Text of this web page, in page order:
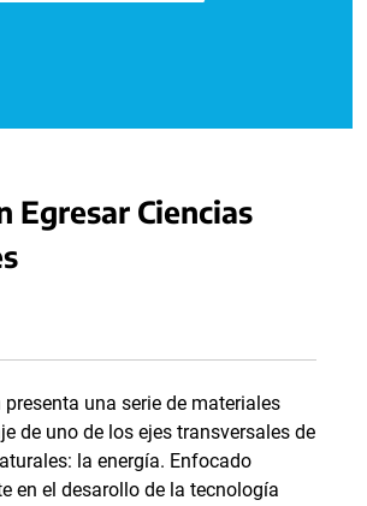
Egresar Ciencias
una serie de materiales
de uno de los ejes transversales de
la energía. Enfocado
en el desarollo de la tecnología